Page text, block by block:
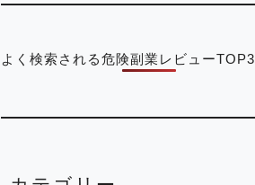
よく検索される危険副業レビューTOP3